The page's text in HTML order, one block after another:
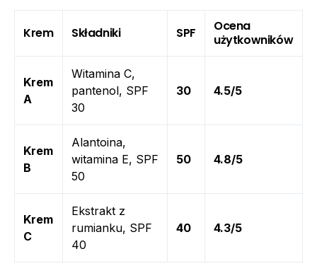
Krem Składniki SPF
Ocena
użytkowników
Krem
A
Witamina C,
pantenol, SPF
30
30 4.5/5
Krem
B
Alantoina,
witamina E, SPF
50
50 4.8/5
Krem
C
Ekstrakt z
rumianku, SPF
40
40 4.3/5